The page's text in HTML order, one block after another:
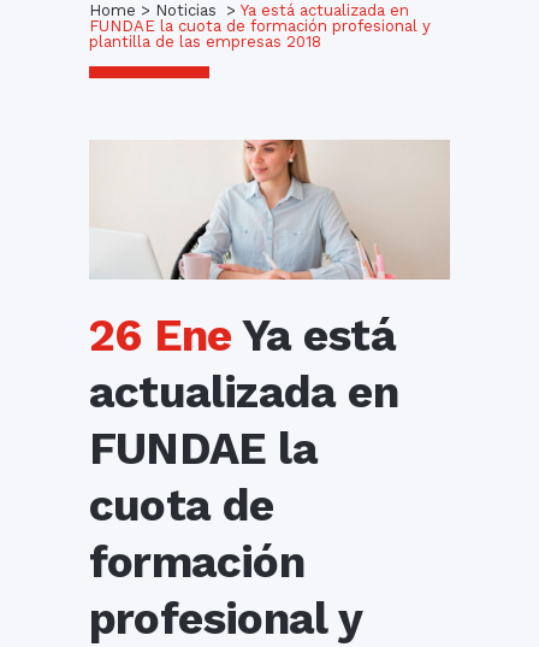
Home > Noticias > Ya está actualizada en
FUNDAE la cuota de formación profesional y
plantilla de las empresas 2018
26 Ene Ya está
actualizada en
FUNDAE la
cuota de
formación
profesional y